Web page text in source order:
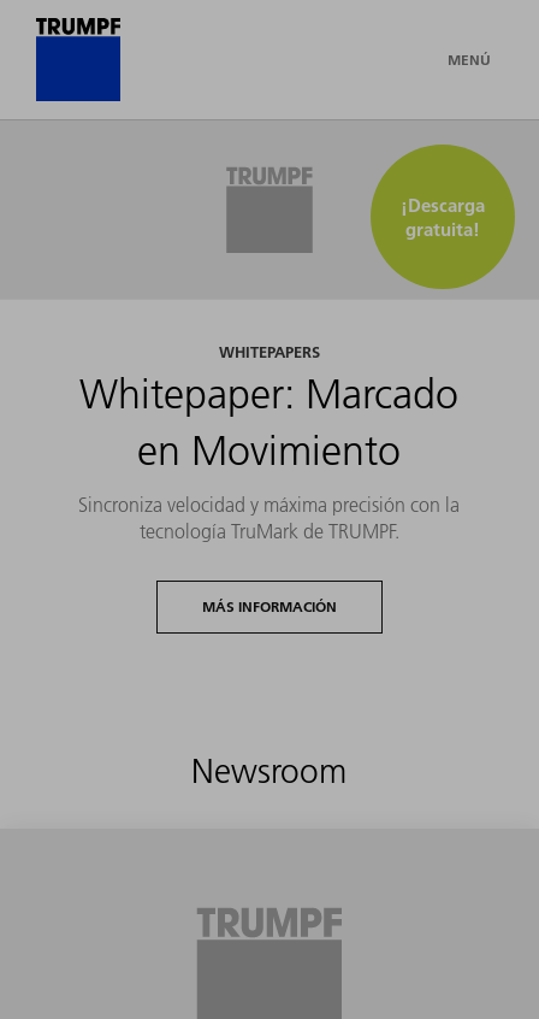
MENÚ
¡Descarga
gratuita!
WHITEPAPERS
Whitepaper: Marcado
en Movimiento
Sincroniza velocidad y máxima precisión con la
tecnología TruMark de TRUMPF.
MÁS INFORMACIÓN
Newsroom